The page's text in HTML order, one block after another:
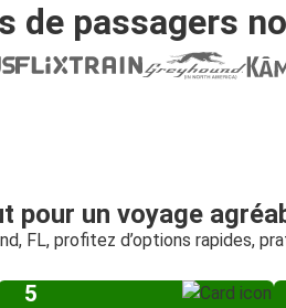
de passagers
pour un voyage
FL, profitez d’options rapides,
5